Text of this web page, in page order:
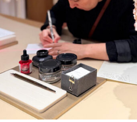
Cartes
Louis Vuitton